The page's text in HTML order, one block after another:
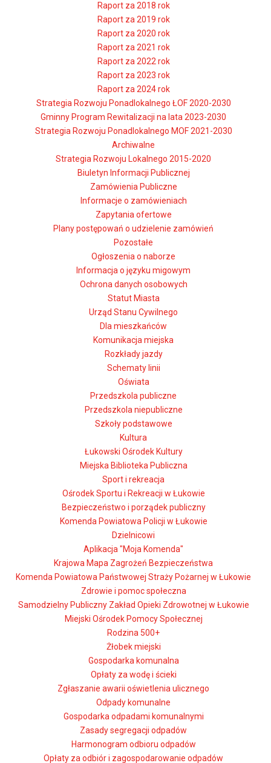
Raport za 2018 rok
Raport za 2019 rok
Raport za 2020 rok
Raport za 2021 rok
Raport za 2022 rok
Raport za 2023 rok
Raport za 2024 rok
Strategia Rozwoju Ponadlokalnego ŁOF 2020-2030
Gminny Program Rewitalizacji na lata 2023-2030
Strategia Rozwoju Ponadlokalnego MOF 2021-2030
Archiwalne
Strategia Rozwoju Lokalnego 2015-2020
Biuletyn Informacji Publicznej
Zamówienia Publiczne
Informacje o zamówieniach
Zapytania ofertowe
Plany postępowań o udzielenie zamówień
Pozostałe
Ogłoszenia o naborze
Informacja o języku migowym
Ochrona danych osobowych
Statut Miasta
Urząd Stanu Cywilnego
Dla mieszkańców
Komunikacja miejska
Rozkłady jazdy
Schematy linii
Oświata
Przedszkola publiczne
Przedszkola niepubliczne
Szkoły podstawowe
Kultura
Łukowski Ośrodek Kultury
Miejska Biblioteka Publiczna
Sport i rekreacja
Ośrodek Sportu i Rekreacji w Łukowie
Bezpieczeństwo i porządek publiczny
Komenda Powiatowa Policji w Łukowie
Dzielnicowi
Aplikacja "Moja Komenda"
Krajowa Mapa Zagrożeń Bezpieczeństwa
Komenda Powiatowa Państwowej Straży Pożarnej w Łukowie
Zdrowie i pomoc społeczna
Samodzielny Publiczny Zakład Opieki Zdrowotnej w Łukowie
Miejski Ośrodek Pomocy Społecznej
Rodzina 500+
Żłobek miejski
Gospodarka komunalna
Opłaty za wodę i ścieki
Zgłaszanie awarii oświetlenia ulicznego
Odpady komunalne
Gospodarka odpadami komunalnymi
Zasady segregacji odpadów
Harmonogram odbioru odpadów
Opłaty za odbiór i zagospodarowanie odpadów